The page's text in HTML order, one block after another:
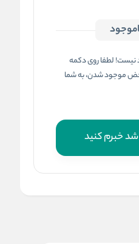
نیست! لطفا روی دکمه
موجود شدن، به شما
خبرم کنید